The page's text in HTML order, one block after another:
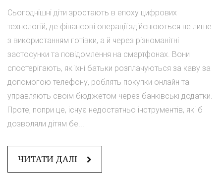
Сьогоднішні діти зростають в епоху цифрових
технологій, де фінансові операції здійснюються не лише
з використанням готівки, а й через різноманітні
застосунки та повідомлення на смартфонах. Вони
спостерігають, як їхні батьки розплачуються за каву за
допомогою телефону, роблять покупки онлайн та
управляють своїм бюджетом через банківські додатки.
Проте, попри це, існує недостатньо інструментів, які б
дозволяли дітям бе...
ЧИТАТИ ДАЛІ